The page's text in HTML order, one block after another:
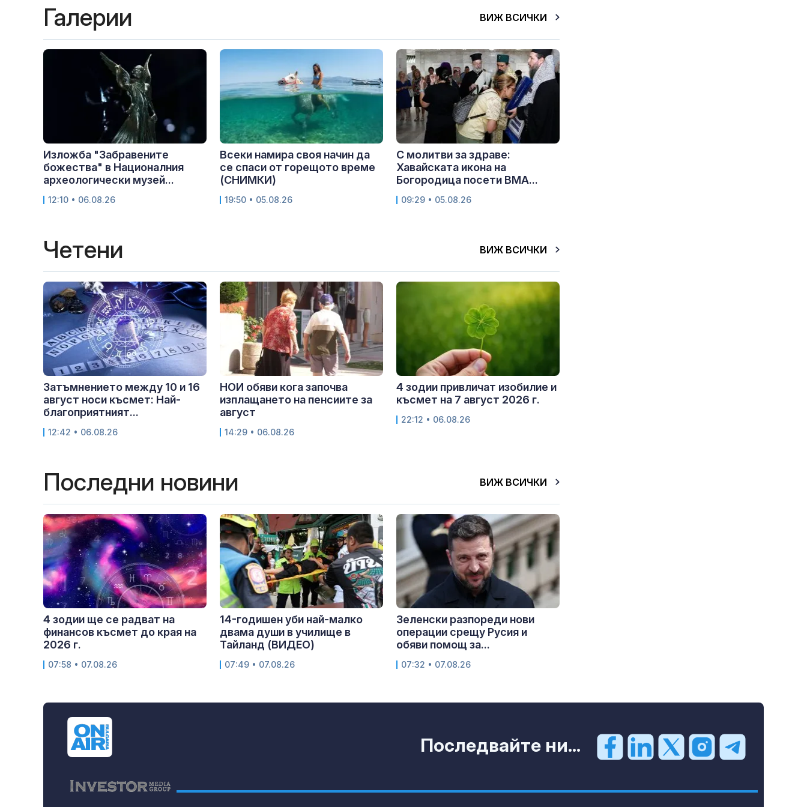
Галерии ВИЖ ВСИЧКИ
Изложба "Забравените
божества" в Националния
археологически музей...
12:10 • 06.08.26
Всеки намира своя начин да
се спаси от горещото време
(СНИМКИ)
19:50 • 05.08.26
С молитви за здраве:
Хавайската икона на
Богородица посети ВМА...
09:29 • 05.08.26
Четени ВИЖ ВСИЧКИ
Затъмнението между 10 и 16
август носи късмет: Най-
благоприятният...
12:42 • 06.08.26
НОИ обяви кога започва
изплащането на пенсиите за
август
14:29 • 06.08.26
4 зодии привличат изобилие и
късмет на 7 август 2026 г.
22:12 • 06.08.26
Последни новини ВИЖ ВСИЧКИ
4 зодии ще се радват на
финансов късмет до края на
2026 г.
07:58 • 07.08.26
14-годишен уби най-малко
двама души в училище в
Тайланд (ВИДЕО)
07:49 • 07.08.26
Зеленски разпореди нови
операции срещу Русия и
обяви помощ за...
07:32 • 07.08.26
Последвайте ни...